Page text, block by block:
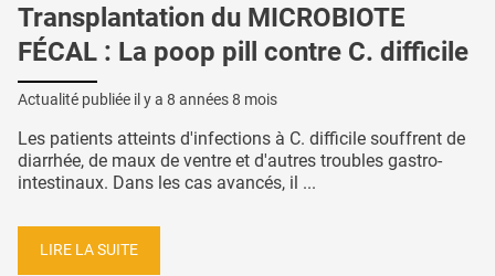
Transplantation du MICROBIOTE
FÉCAL : La poop pill contre C. difficile
Actualité publiée il y a 8 années 8 mois
Les patients atteints d'infections à C. difficile souffrent de
diarrhée, de maux de ventre et d'autres troubles gastro-
intestinaux. Dans les cas avancés, il ...
LIRE LA SUITE